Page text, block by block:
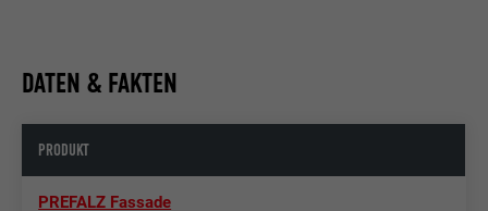
DATEN & FAKTEN
PRODUKT
PREFALZ Fassade